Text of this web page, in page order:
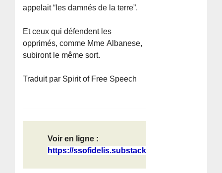
appelait “les damnés de la terre”.
Et ceux qui défendent les
opprimés, comme Mme Albanese,
subiront le même sort.
Traduit par Spirit of Free Speech
Voir en ligne :
https://ssofidelis.substack.com/p/f...